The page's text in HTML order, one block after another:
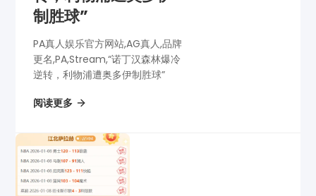
制胜球”
PA真人娱乐官方网站,AG真人,品牌
更名,PA,Stream,“诺丁汉森林爆冷
逆转，利物浦遭奥多伊制胜球”
阅读更多